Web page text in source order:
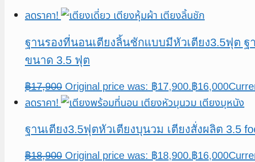
ลดราคา!
ฐานรองที่นอนเตียงลิ้นชักแบบมีหัวเตียง3.5ฟุต ฐา
ขนาด 3.5 ฟุต
฿17,900 Original price was: ฿17,900.฿16,000
ลดราคา!
ฐานเตียง3.5ฟุตหัวเตียงบุนวม เตียงสั่งผลิต 3.5
฿18,900 Original price was: ฿18,900.฿16,000